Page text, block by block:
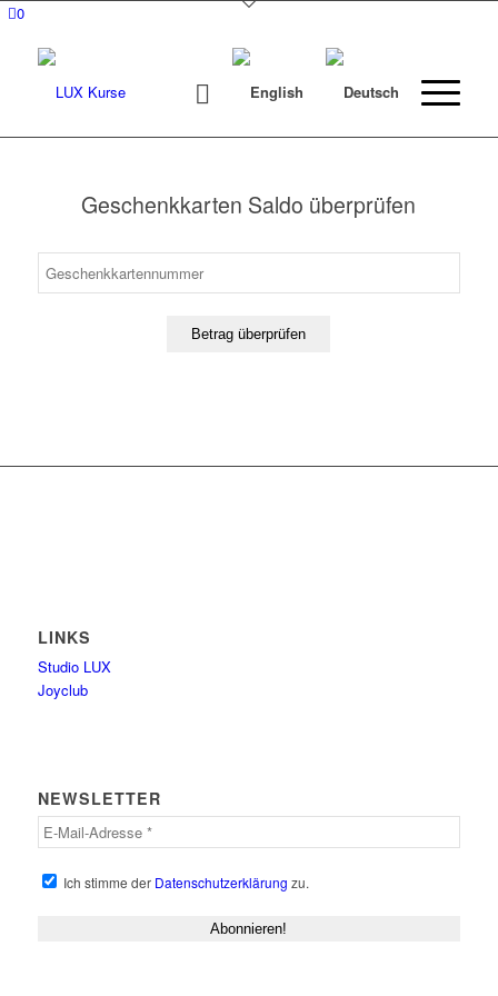
0
Geschenkkarten Saldo überprüfen
LINKS
Studio LUX
Joyclub
NEWSLETTER
Ich stimme der Datenschutzerklärung zu.